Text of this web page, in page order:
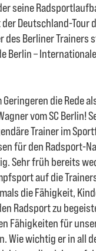
seine
Deutschland-Tour
des Berliner Trainers
Berlin –
die Rede
vom SC Berlin!
Trainer im
für den Radsport-
Sehr früh bereits
auf die
die Fähigkeit,
Radsport zu
Fähigkeiten für
Wie wichtig er in all